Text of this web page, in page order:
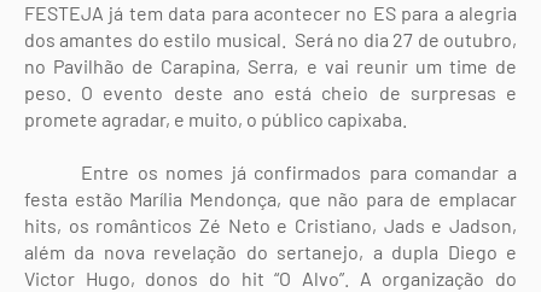
FESTEJA já tem data para acontecer no ES para a alegria
dos amantes do estilo musical. Será no dia 27 de outubro,
no Pavilhão de Carapina, Serra, e vai reunir um time de
peso. O evento deste ano está cheio de surpresas e
promete agradar, e muito, o público capixaba.
Entre os nomes já confirmados para comandar a
festa estão Marília Mendonça, que não para de emplacar
hits, os românticos Zé Neto e Cristiano, Jads e Jadson,
além da nova revelação do sertanejo, a dupla Diego e
Victor Hugo, donos do hit“O Alvo” . A organização do